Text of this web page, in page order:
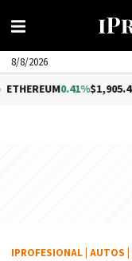
8/8/2026
$1,905.45
IPROFESIONAL AUTOS